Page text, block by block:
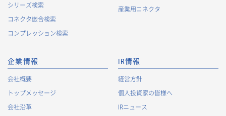
シリーズ検索
コネクタ嵌合検索
コンプレッション検索
産業用コネクタ
企業情報
会社概要
トップメッセージ
会社沿革
IR情報
経営方針
個人投資家の皆様へ
IRニュース